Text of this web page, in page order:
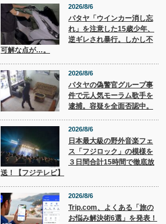
2026/8/6
パタヤ「ウインカー消し忘
れ」を注意した15歳少年、
逆ギレされ暴行。しかし不
可解な点が…。
2026/8/6
パタヤの偽警官グループ事
件で元人気モーラム歌手を
逮捕。容疑を全面否認中。
2026/8/6
日本最大級の野外音楽フェ
ス「フジロック」の模様を
３日間合計15時間で徹底放
送！【フジテレビ】
2026/8/6
Trip.com、よくある「旅の
お悩み解決術6選」を発表！